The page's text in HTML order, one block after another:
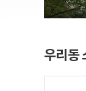
우리동